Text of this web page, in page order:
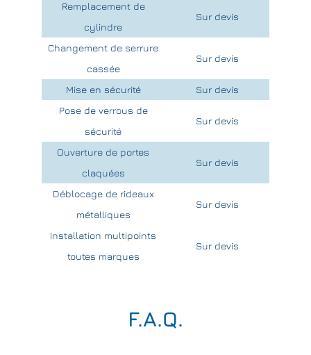
Remplacement de
cylindre
Sur devis
Changement de serrure
cassée
Sur devis
Mise en sécurité
Sur devis
Pose de verrous de
sécurité
Sur devis
Ouverture de portes
claquées
Sur devis
Déblocage de rideaux
métalliques
Sur devis
Installation multipoints
toutes marques
Sur devis
F.A.Q.